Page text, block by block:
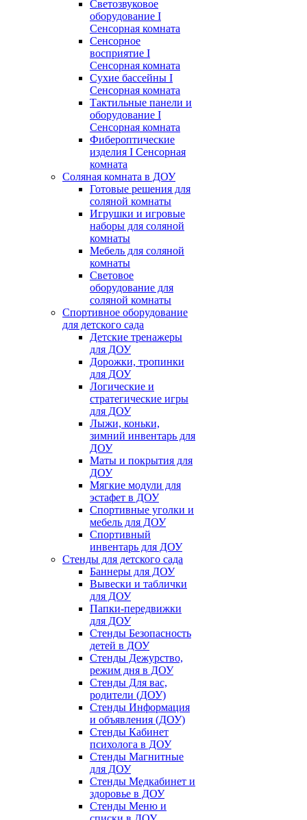
Светозвуковое
оборудование I
Сенсорная комната
Сенсорное
восприятие I
Сенсорная комната
Сухие бассейны I
Сенсорная комната
Тактильные панели и
оборудование I
Сенсорная комната
Фибероптические
изделия I Сенсорная
комната
Соляная комната в ДОУ
Готовые решения для
соляной комнаты
Игрушки и игровые
наборы для соляной
комнаты
Мебель для соляной
комнаты
Световое
оборудование для
соляной комнаты
Спортивное оборудование
для детского сада
Детские тренажеры
для ДОУ
Дорожки, тропинки
для ДОУ
Логические и
стратегические игры
для ДОУ
Лыжи, коньки,
зимний инвентарь для
ДОУ
Маты и покрытия для
ДОУ
Мягкие модули для
эстафет в ДОУ
Спортивные уголки и
мебель для ДОУ
Спортивный
инвентарь для ДОУ
Стенды для детского сада
Баннеры для ДОУ
Вывески и таблички
для ДОУ
Папки-передвижки
для ДОУ
Стенды Безопасность
детей в ДОУ
Стенды Дежурство,
режим дня в ДОУ
Стенды Для вас,
родители (ДОУ)
Стенды Информация
и объявления (ДОУ)
Стенды Кабинет
психолога в ДОУ
Стенды Магнитные
для ДОУ
Стенды Медкабинет и
здоровье в ДОУ
Стенды Меню и